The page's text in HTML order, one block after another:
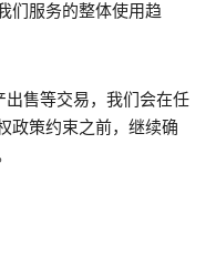
们服务的整体使用趋
售等交易，我们会在任
政策约束之前，继续确